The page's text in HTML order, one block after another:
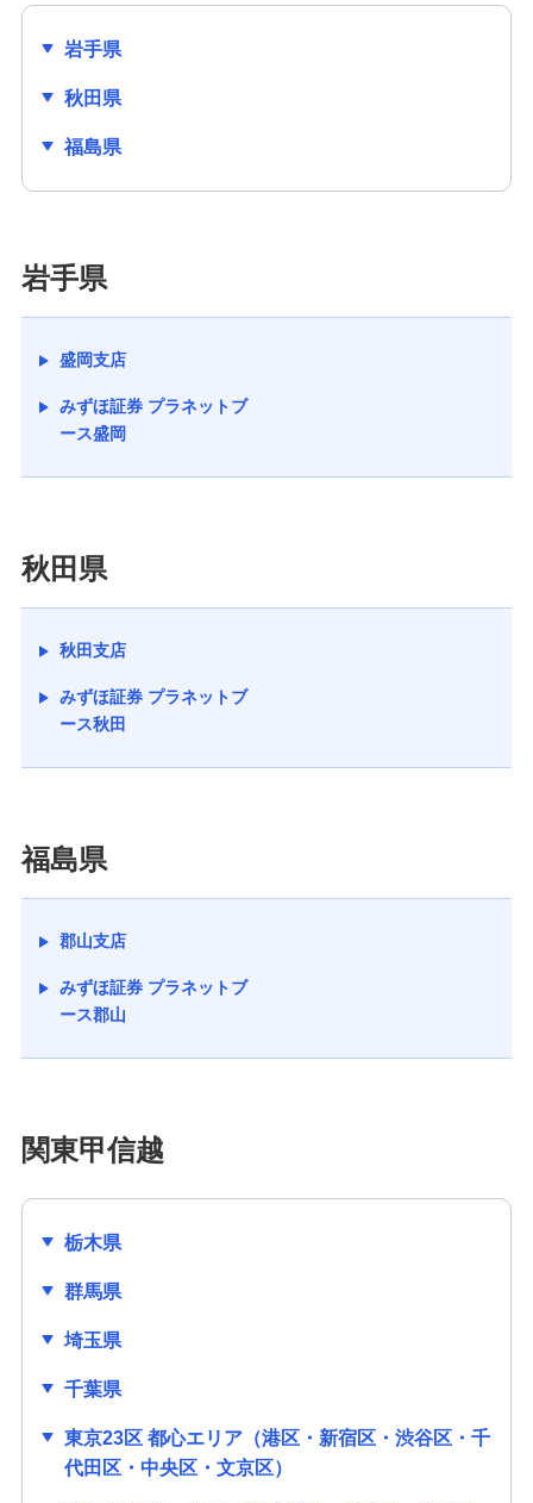
岩手県
秋田県
福島県
岩手県
盛岡支店
みずほ証券 プラネットブ
ース盛岡
秋田県
秋田支店
みずほ証券 プラネットブ
ース秋田
福島県
郡山支店
みずほ証券 プラネットブ
ース郡山
関東甲信越
栃木県
群馬県
埼玉県
千葉県
東京23区 都心エリア（港区・新宿区・渋谷区・千
代田区・中央区・文京区）